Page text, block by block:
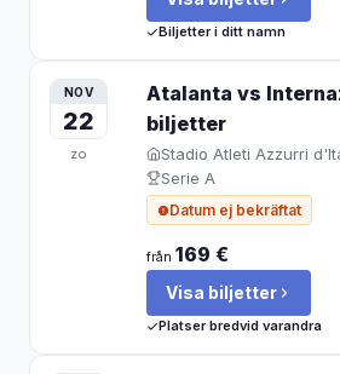
Biljetter i ditt namn
NOV
22
zo
Atalanta vs
biljetter
Stadio Atleti Azzurri
Serie A
Datum ej bekräftat
från 169 €
Visa biljetter
Platser bredvid varandra